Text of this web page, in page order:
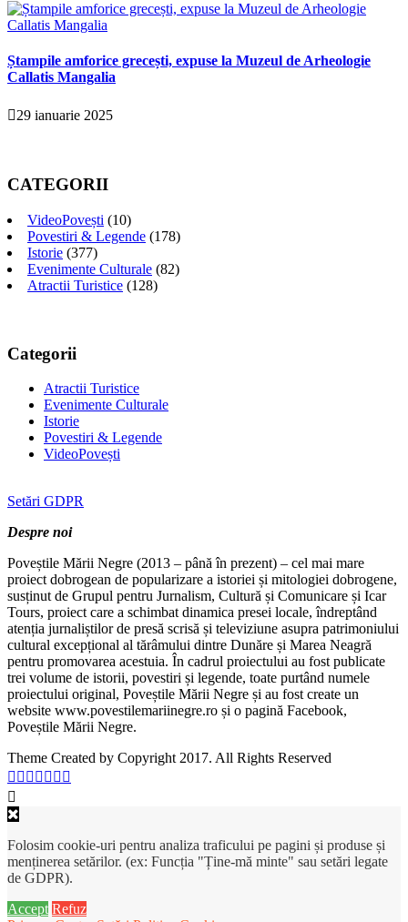
Ștampile amforice grecești, expuse la Muzeul de Arheologie
Callatis Mangalia
29 ianuarie 2025
CATEGORII
VideoPovești (10)
Povestiri & Legende (178)
Istorie (377)
Evenimente Culturale (82)
Atractii Turistice (128)
Categorii
Atractii Turistice
Evenimente Culturale
Istorie
Povestiri & Legende
VideoPovești
Setări GDPR
Despre noi
Poveștile Mării Negre (2013 – până în prezent) – cel mai mare
proiect dobrogean de popularizare a istoriei și mitologiei dobrogene,
susținut de Grupul pentru Jurnalism, Cultură și Comunicare și Icar
Tours, proiect care a schimbat dinamica presei locale, îndreptând
atenția jurnaliștilor de presă scrisă și televiziune asupra patrimoniului
cultural excepțional al tărâmului dintre Dunăre și Marea Neagră
pentru promovarea acestuia. În cadrul proiectului au fost publicate
trei volume de istorii, povestiri și legende, toate purtând numele
proiectului original, Poveștile Mării Negre și au fost create un
website www.povestilemariinegre.ro și o pagină Facebook,
Poveștile Mării Negre.
Theme Created by Copyright 2017. All Rights Reserved
Folosim cookie-uri pentru analiza traficului pe pagini și produse și
menținerea setărilor. (ex: Funcția "Ține-mă minte" sau setări legate
de GDPR).
Accept Refuz